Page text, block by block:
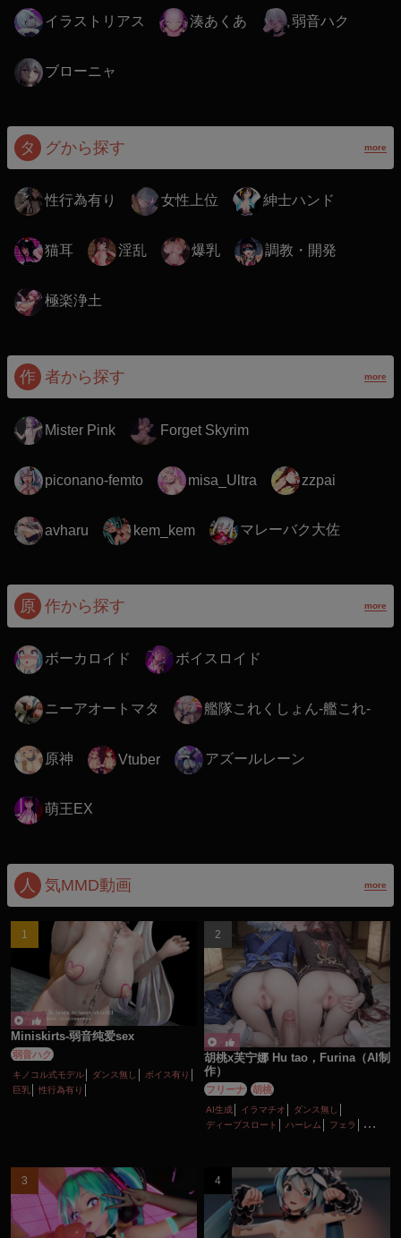
イラストリアス 湊あくあ 弱音ハク
ブローニャ
タ グから探す more
性行為有り 女性上位 紳士ハンド
猫耳 淫乱 爆乳 調教・開発
極楽浄土
作 者から探す more
Mister Pink Forget Skyrim
piconano-femto misa_Ultra zzpai
avharu kem_kem マレーバク大佐
原 作から探す more
ボーカロイド ボイスロイド
ニーアオートマタ 艦隊これくしょん-艦これ-
原神 Vtuber アズールレーン
萌王EX
人 気MMD動画 more
Miniskirts-弱音纯爱sex
弱音ハク
キノコル式モデル ダンス無し
ボイス有り
巨乳
性行為有り
胡桃x芙宁娜 Hu tao，Furina（AI制
作）
フリーナ 胡桃
AI生成 イラマチオ
ダンス無し
ディープスロート
ハーレム
フェラ